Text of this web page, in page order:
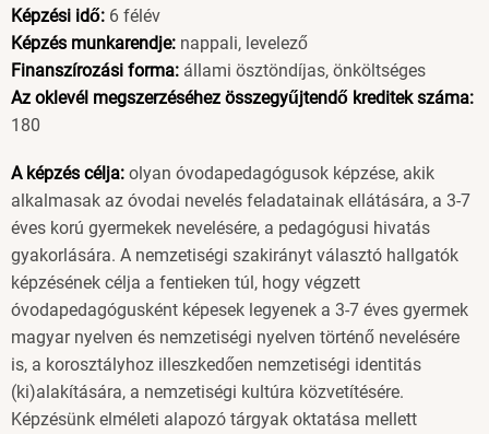
Képzési idő: 6 félév
Képzés munkarendje: nappali, levelező
Finanszírozási forma: állami ösztöndíjas, önköltséges
Az oklevél megszerzéséhez összegyűjtendő kreditek száma:
180
A képzés célja: olyan óvodapedagógusok képzése, akik
alkalmasak az óvodai nevelés feladatainak ellátására, a 3-7
éves korú gyermekek nevelésére, a pedagógusi hivatás
gyakorlására. A nemzetiségi szakirányt választó hallgatók
képzésének célja a fentieken túl, hogy végzett
óvodapedagógusként képesek legyenek a 3-7 éves gyermek
magyar nyelven és nemzetiségi nyelven történő nevelésére
is, a korosztályhoz illeszkedően nemzetiségi identitás
(ki)alakítására, a nemzetiségi kultúra közvetítésére.
Képzésünk elméleti alapozó tárgyak oktatása mellett